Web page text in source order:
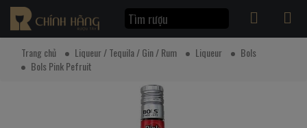
Trang chủ Liqueur / Tequila / Gin / Rum Liqueur
Bols
Bols Pink Pefruit